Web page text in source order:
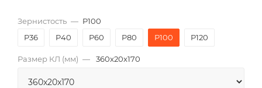
Зернистость — P100
P36
P40 P60 P80 P100 P120
Размер КЛ (мм) — 360x20x170